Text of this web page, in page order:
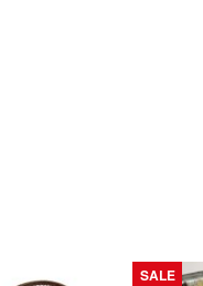
SALE